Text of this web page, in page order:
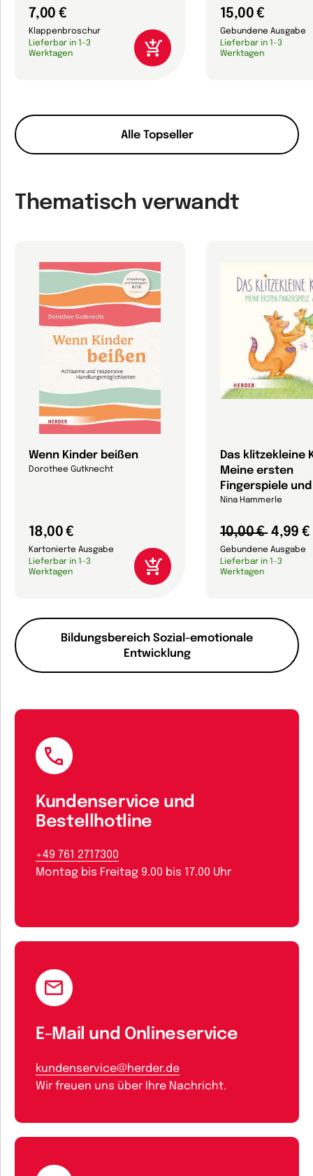
Alle Topseller
7,00 €
Klappenbroschur
Lieferbar in 1-3
Werktagen
15,00 €
Gebundene Ausgabe
Lieferbar in 1-3
Werktagen
Thematisch verwandt
Bildungsbereich Sozial-emotionale
Entwicklung
Wenn Kinder beißen
Dorothee Gutknecht
18,00 €
Kartonierte Ausgabe
Lieferbar in 1-3
Werktagen
Das klitzekleine
Meine ersten
Fingerspiele
Nina Hammerle
10,00 € 4,99 €
Gebundene Ausgabe
Lieferbar in 1-3
Werktagen
Kundenservice und
Bestellhotline
+49 761 2717300
Montag bis Freitag 9.00 bis 17.00 Uhr
E-Mail und Onlineservice
kundenservice@herder.de
Wir freuen uns über Ihre Nachricht.